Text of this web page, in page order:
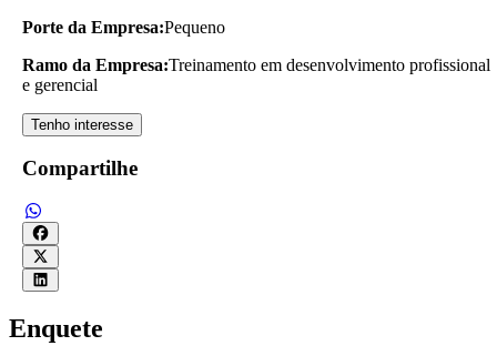
Porte da Empresa:Pequeno
Ramo da Empresa:Treinamento em desenvolvimento profissional
e gerencial
Tenho interesse
Compartilhe
Enquete